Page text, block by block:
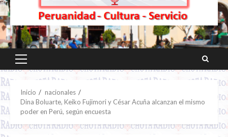
Menú
principal
Inicio
nacionales
Dina Boluarte, Keiko Fujimori y César Acuña alcanzan el mismo
poder en Perú, según encuesta